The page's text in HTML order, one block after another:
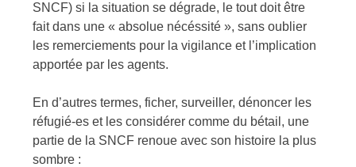
SNCF) si la situation se dégrade, le tout doit être
fait dans une « absolue nécéssité », sans oublier
les remerciements pour la vigilance et l’implication
apportée par les agents.
En d’autres termes, ficher, surveiller, dénoncer les
réfugié-es et les considérer comme du bétail, une
partie de la SNCF renoue avec son histoire la plus
sombre :